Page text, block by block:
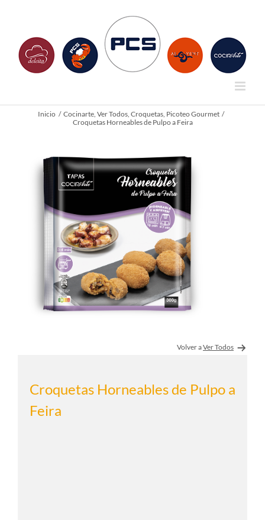
Inicio Cocinarte Ver Todos Croquetas Picoteo Gourmet
Croquetas Horneables de Pulpo a Feira
Volver aVer Todos
Croquetas Horneables de Pulpo a
Feira